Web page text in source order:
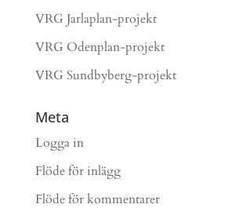
VRG Jarlaplan-projekt
VRG Odenplan-projekt
VRG Sundbyberg-projekt
Meta
Logga in
Flöde för inlägg
Flöde för kommentarer